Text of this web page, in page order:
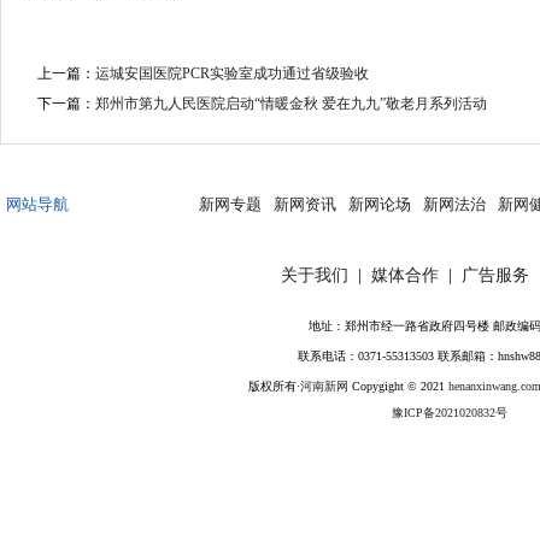
上一篇： 运城安国医院PCR实验室成功通过省级验收
下一篇： 郑州市第九人民医院启动“情暖金秋 爱在九九”敬老月系列活动
网站导航 新网专题 新网资讯 新网论场 新网法治 新网
关于我们 媒体合作 广告服务
地址：郑州市经一路省政府四号楼 邮政编
联系电话：0371-55313503 联系邮箱：
版权所有·河南新网 Copygight © 2021
豫ICP备2021020832号